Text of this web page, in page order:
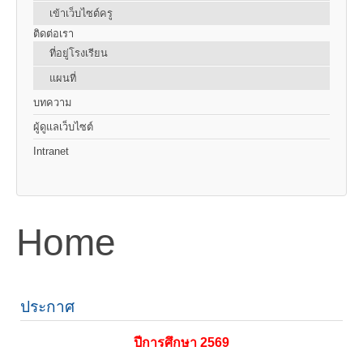
เข้าเว็บไซต์ครู
ติดต่อเรา
ที่อยู่โรงเรียน
แผนที่
บทความ
ผู้ดูแลเว็บไซต์
Intranet
Home
ประกาศ
ปีการศึกษา 2569